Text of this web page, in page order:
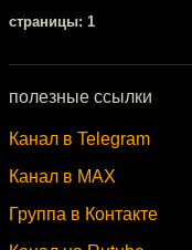
cтраницы: 1
полезные ссылки
Канал в Telegram
Канал в MAX
Группа в Контакте